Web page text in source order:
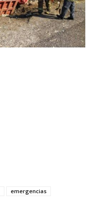
emergencias